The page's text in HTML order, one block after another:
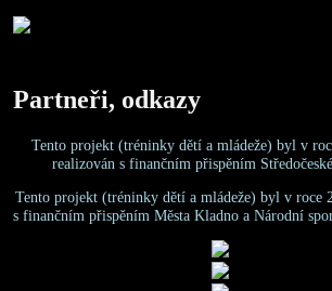
Partneři, odkazy
Tento projekt (tréninky dětí a mládeže) byl v
realizován s finančním přispěním
Tento projekt (tréninky dětí a mládeže) byl v roce
s finančním přispěním Města Kladno a Národní